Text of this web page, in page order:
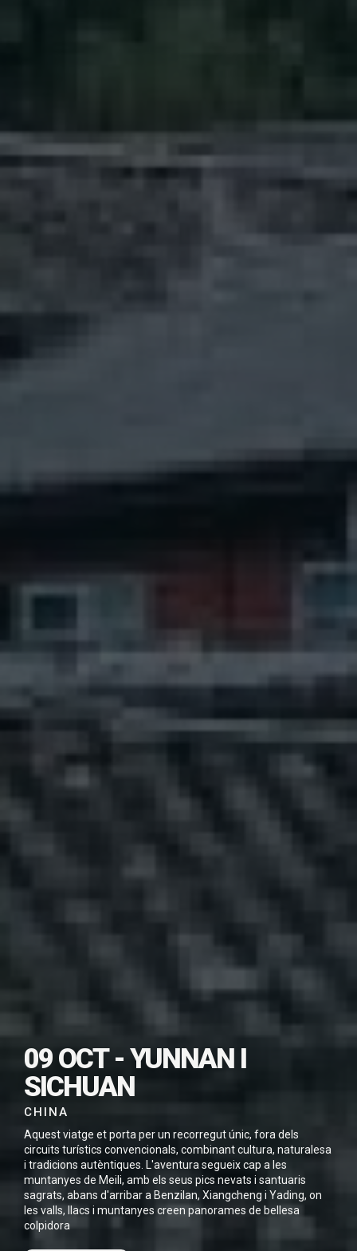
09 OCT - YUNNAN I
SICHUAN
CHINA
Aquest viatge et porta per un recorregut únic, fora dels
circuits turístics convencionals, combinant cultura, naturalesa
i tradicions autèntiques. L'aventura segueix cap a les
muntanyes de Meili, amb els seus pics nevats i santuaris
sagrats, abans d'arribar a Benzilan, Xiangcheng i Yading, on
les valls, llacs i muntanyes creen panorames de bellesa
colpidora
DESCARREGAR
AQUEST VIATGE EN
PDF
He llegit i accepto laPolítica de Privacitat*